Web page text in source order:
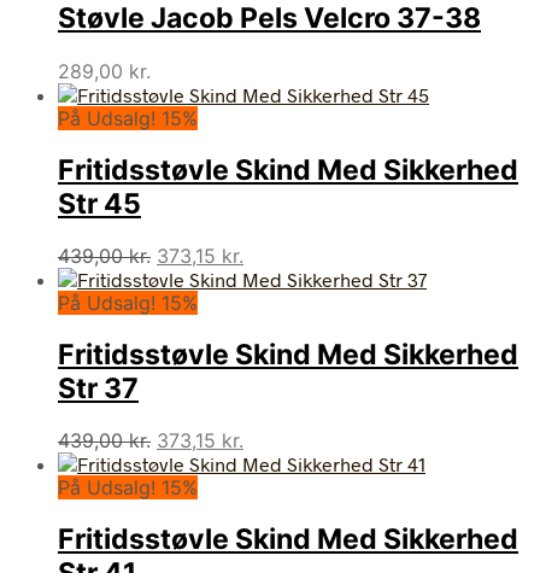
Støvle Jacob Pels Velcro 37-38
289,00 kr.
På Udsalg! 15%
Fritidsstøvle Skind Med Sikkerhed
Str 45
439,00kr. Den
oprindelige
pris
439,00 kr..
373,15 kr.
aktuelle
373,15 kr..
På Udsalg! 15%
Fritidsstøvle Skind Med Sikkerhed
Str 37
439,00kr. Den
oprindelige
pris
439,00 kr..
373,15 kr.
aktuelle
373,15 kr..
På Udsalg! 15%
Fritidsstøvle Skind Med Sikkerhed